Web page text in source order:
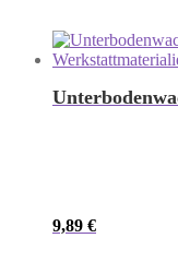
9,89 €